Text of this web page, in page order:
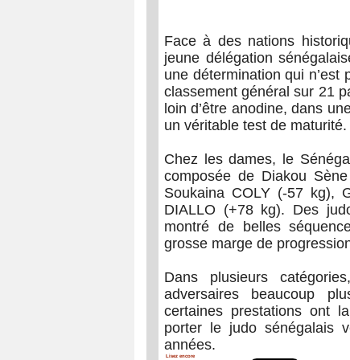
Face à des nations
jeune délégation
une détermination qui
classement général sur 21
loin d’être anodine, dans
un véritable test de maturité.
Chez les dames, le
composée de Diakou
Soukaina COLY (-57 kg),
DIALLO (+78 kg). Des
montré de belles
grosse marge de
Dans plusieurs
adversaires beaucoup
certaines prestations ont
porter le judo sénégalais
années.
Lisez encore